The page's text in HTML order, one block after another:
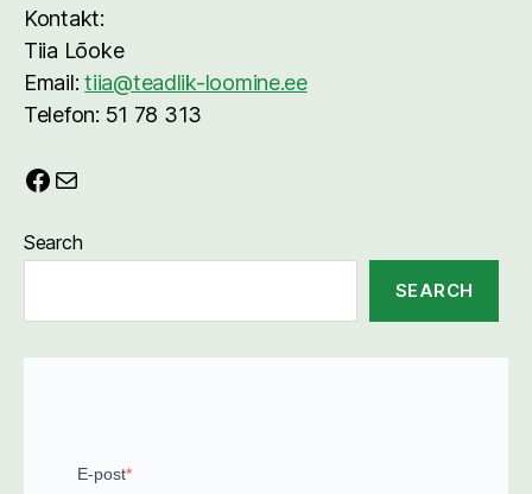
Kontakt:
Tiia Lõoke
Email:tiia@teadlik-loomine.ee
Telefon: 51 78 313
Facebook
E-post
Search
SEARCH